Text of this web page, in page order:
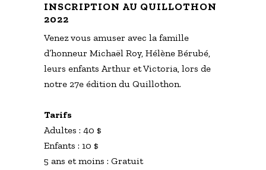
INSCRIPTION AU QUILLOTHON
2022
Venez vous amuser avec la famille
d’honneur Michaël Roy, Hélène Bérubé,
leurs enfants Arthur et Victoria, lors de
notre 27e édition du Quillothon.
Tarifs
Adultes : 40 $
Enfants : 10 $
5 ans et moins : Gratuit